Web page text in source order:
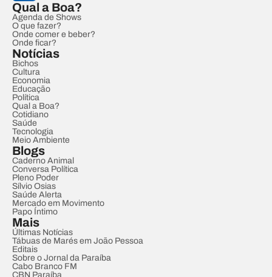
Qual a Boa?
Agenda de Shows
O que fazer?
Onde comer e beber?
Onde ficar?
Notícias
Bichos
Cultura
Economia
Educação
Política
Qual a Boa?
Cotidiano
Saúde
Tecnologia
Meio Ambiente
Blogs
Caderno Animal
Conversa Política
Pleno Poder
Sílvio Osias
Saúde Alerta
Mercado em Movimento
Papo Íntimo
Mais
Últimas Notícias
Tábuas de Marés em João Pessoa
Editais
Sobre o Jornal da Paraíba
Cabo Branco FM
CBN Paraíba